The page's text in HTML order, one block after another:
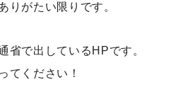
りがたい限りです。
省で出しているHPです。
てください！